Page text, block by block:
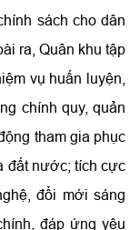
sách cho dân
ra, Quân khu tập
vụ huấn luyện,
chính quy, quản
tham gia phục
đất nước; tích cực
đổi mới sáng
đáp ứng yêu